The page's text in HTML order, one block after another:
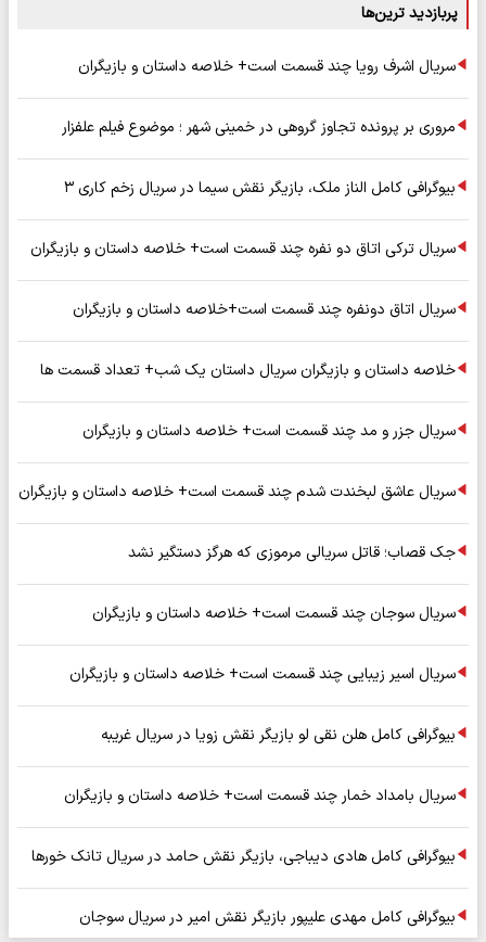
پربازدید ترین‌ها
سریال اشرف رویا چند قسمت است+ خلاصه داستان و بازیگران
مروری بر پرونده تجاوز گروهی در خمینی شهر ؛ موضوع فیلم علفزار
بیوگرافی کامل الناز ملک، بازیگر نقش سیما در سریال زخم کاری ۳
سریال ترکی اتاق دو نفره چند قسمت است+ خلاصه داستان و بازیگران
سریال اتاق دونفره چند قسمت است+خلاصه داستان و بازیگران
خلاصه داستان و بازیگران سریال داستان یک شب+ تعداد قسمت ها
سریال جزر و مد چند قسمت است+ خلاصه داستان و بازیگران
سریال عاشق لبخندت شدم چند قسمت است+ خلاصه داستان و بازیگران
جک قصاب؛ قاتل سریالی مرموزی که هرگز دستگیر نشد
سریال سوجان چند قسمت است+ خلاصه داستان و بازیگران
سریال اسیر زیبایی چند قسمت است+ خلاصه داستان و بازیگران
بیوگرافی کامل هلن نقی لو بازیگر نقش زویا در سریال غریبه
سریال بامداد خمار چند قسمت است+ خلاصه داستان و بازیگران
بیوگرافی کامل هادی دیباجی، بازیگر نقش حامد در سریال تانک خورها
بیوگرافی کامل مهدی علیپور بازیگر نقش امیر در سریال سوجان